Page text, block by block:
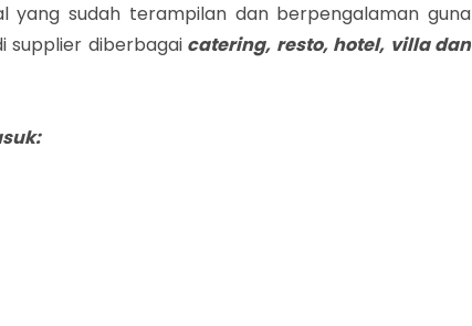
yang sudah terampilan dan berpengalaman guna
supplier diberbagaicatering, resto, hotel, villa dan